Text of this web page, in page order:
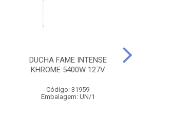
DUCHA FAME INTENSE
KHROME 5400W 127V
Código: 31959
Embalagem: UN/1